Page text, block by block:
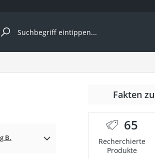
B.
Fakten
65
Recherchierte
Produkte